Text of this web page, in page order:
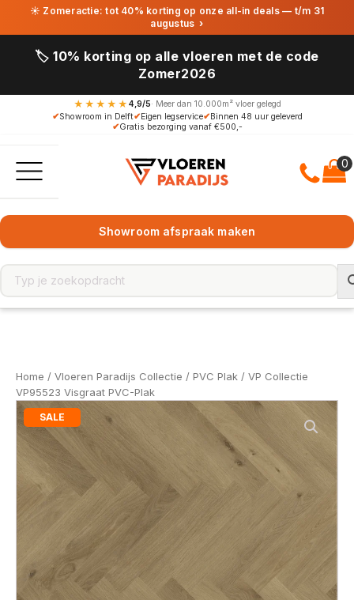
☀ Zomeractie: tot 40% korting op onze all-in deals — t/m 31
augustus ›
🏷️ 10% korting op alle vloeren met de code
Zomer2026
★★★★★ 4,9/5· Meer dan 10.000m² vloer gelegd
✔Showroom in Delft✔Eigen legservice✔Binnen 48 uur geleverd
✔Gratis bezorging vanaf €500,-
Showroom afspraak maken
Home / Vloeren Paradijs Collectie / PVC Plak / VP Collectie
VP95523 Visgraat PVC-Plak
SALE